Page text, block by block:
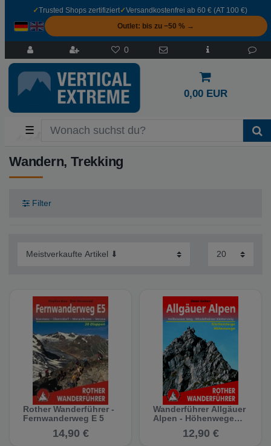
✓Trusted Shops zertifiziert✓Versandkostenfrei ab 60 € (AT 100 €)
Outlet: bis zu −50 % →
0
0,00 EUR
☰
Wandern, Trekking
Filter
Rother Wanderführer -
Fernwanderweg E 5
14,90 €
Wanderführer Allgäuer
Alpen - Höhenwege
12,90 €